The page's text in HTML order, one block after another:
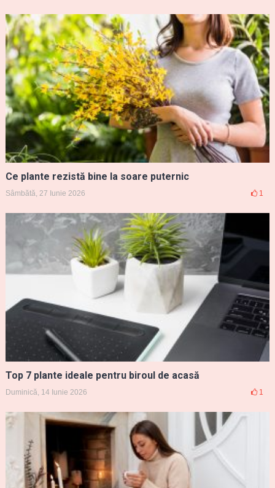
Ce plante rezistă bine la soare puternic
Sâmbătă, 27 Iunie 2026 1
Top 7 plante ideale pentru biroul de acasă
Duminică, 14 Iunie 2026 1